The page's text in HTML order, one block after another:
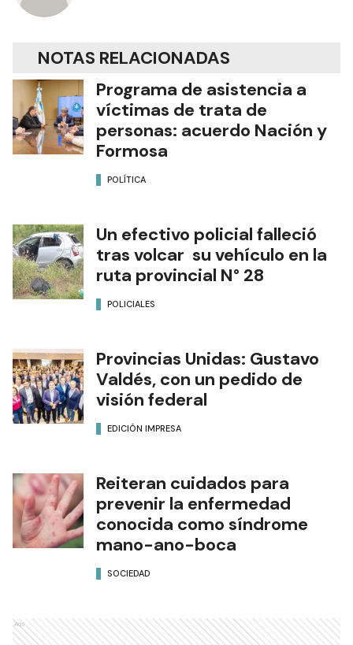
NOTAS RELACIONADAS
Programa de asistencia a
víctimas de trata de
personas: acuerdo Nación y
Formosa
POLÍTICA
Un efectivo policial falleció
tras volcar su vehículo en la
ruta provincial N° 28
POLICIALES
Provincias Unidas: Gustavo
Valdés, con un pedido de
visión federal
EDICIÓN IMPRESA
Reiteran cuidados para
prevenir la enfermedad
conocida como síndrome
mano-ano-boca
SOCIEDAD
Ads